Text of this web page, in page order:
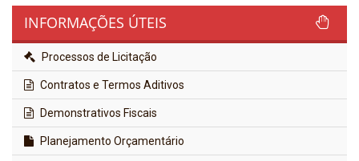
INFORMAÇÕES ÚTEIS
Processos de Licitação
Contratos e Termos Aditivos
Demonstrativos Fiscais
Planejamento Orçamentário